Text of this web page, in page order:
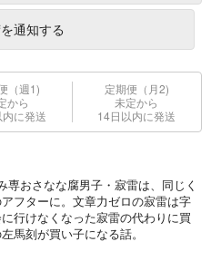
通知する
（週1)
から
に発送
定期便（月2)
未定から
14日以内に発送
専おさなな腐男子・寂雷は、同じく
フターに。文章力ゼロの寂雷は字
行けなくなった寂雷の代わりに買
馬刻が買い子になる話。